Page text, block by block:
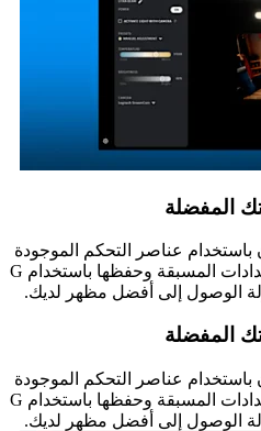
المفضلة
باستخدام عناصر التحكم الموجودة
على اللوحة أو قم بتخصيص الإعدادات المسبقة وحفظها باستخدام G
المفضلة
باستخدام عناصر التحكم الموجودة
على اللوحة أو قم بتخصيص الإعدادات المسبقة وحفظها باستخدام G